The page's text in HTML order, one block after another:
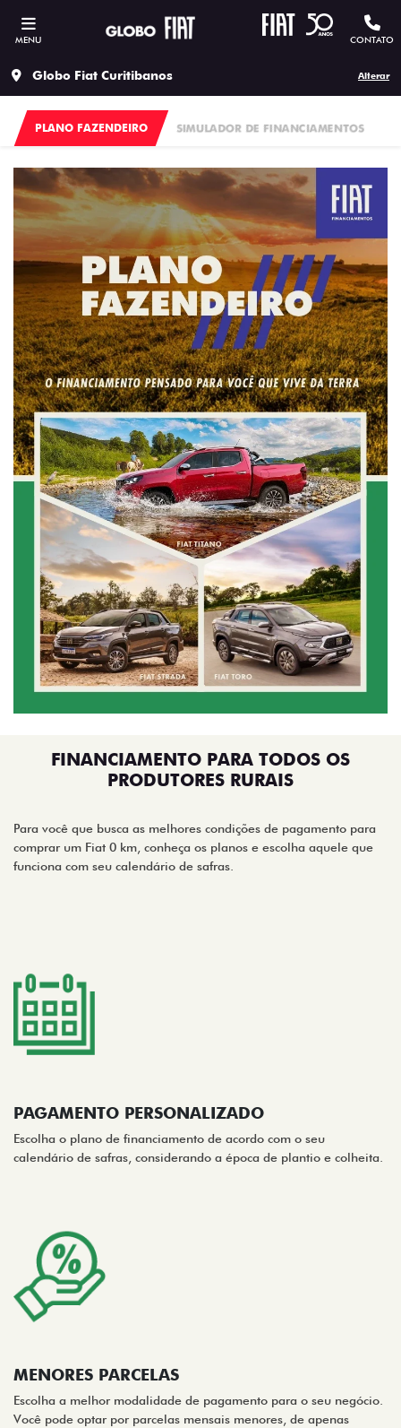
MENU CONTATO
Globo Fiat Curitibanos Alterar
SIMULADOR DE FINANCIAMENTOS
PLANO FAZENDEIRO
FINANCIAMENTO PARA TODOS OS
PRODUTORES RURAIS
Para você que busca as melhores condições de pagamento para
comprar um Fiat 0 km, conheça os planos e escolha aquele que
funciona com seu calendário de safras.
PAGAMENTO PERSONALIZADO
Escolha o plano de financiamento de acordo com o seu
calendário de safras, considerando a época de plantio e colheita.
MENORES PARCELAS
Escolha a melhor modalidade de pagamento para o seu negócio.
Você pode optar por parcelas mensais menores, de apenas